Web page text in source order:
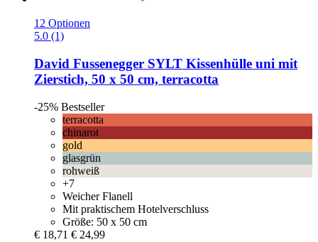
12 Optionen
5.0 (1)
David Fussenegger SYLT Kissenhülle uni mit
Zierstich, 50 x 50 cm, terracotta
-25% Bestseller
terracotta
chinarot
gold
glasgrün
rohweiß
+7
Weicher Flanell
Mit praktischem Hotelverschluss
Größe: 50 x 50 cm
€ 18,71 € 24,99